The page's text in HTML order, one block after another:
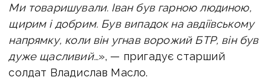
Ми товаришували. Іван був гарною людиною,
щирим і добрим. Був випадок на авдіївському
напрямку, коли він угнав ворожий БТР, він був
дуже щасливий…», — пригадує старший
солдат Владислав Масло.